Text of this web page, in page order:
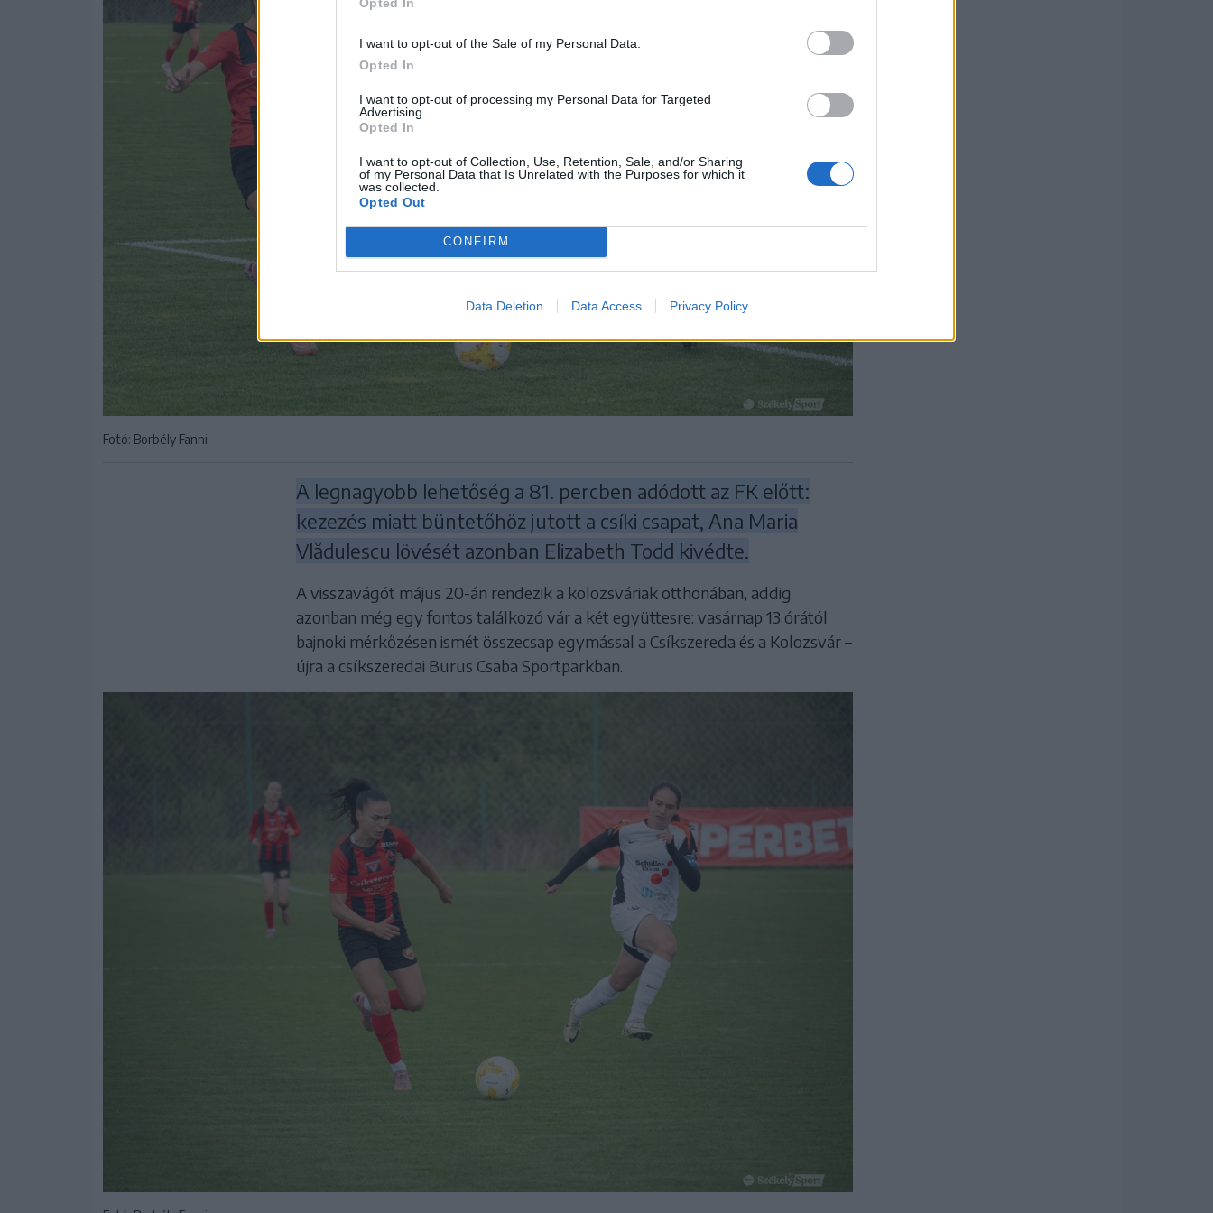
I want to opt-out of the Sale of my Personal Data.
Opted In
I want to opt-out of processing my Personal Data for Targeted
Advertising.
Opted In
I want to opt-out of Collection, Use, Retention, Sale, and/or Sharing
of my Personal Data that Is Unrelated with the Purposes for which it
was collected.
Opted Out
CONFIRM
Data Deletion Data Access Privacy Policy
Fotó: Borbély Fanni
A legnagyobb lehetőség a 81. percben adódott az FK előtt:
kezezés miatt büntetőhöz jutott a csíki csapat, Ana Maria
Vlădulescu lövését azonban Elizabeth Todd kivédte.
A visszavágót május 20-án rendezik a kolozsváriak otthonában, addig
azonban még egy fontos találkozó vár a két együttesre: vasárnap 13 órától
bajnoki mérkőzésen ismét összecsap egymással a Csíkszereda és a Kolozsvár –
újra a csíkszeredai Burus Csaba Sportparkban.